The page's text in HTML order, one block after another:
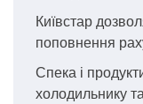
Київстар
поповнення
Спека і
холодильнику